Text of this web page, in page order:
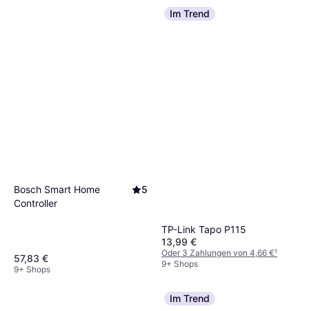
Bosch Smart Home
Controller
5
57,83 €
9+ Shops
Im Trend
TP-Link Tapo P115
13,99 €
Oder 3 Zahlungen von 4,66 €¹
9+ Shops
Im Trend